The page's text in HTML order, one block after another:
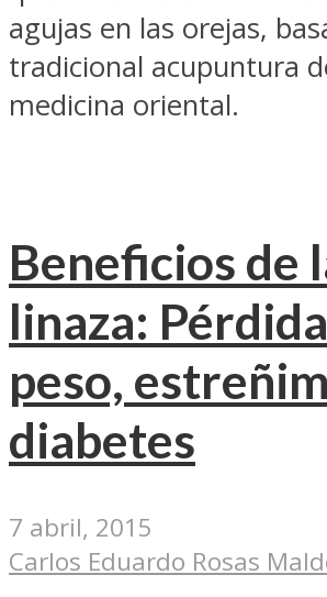
agujas en las orejas,
tradicional acupuntura
medicina oriental.
Beneficios de
linaza:
peso,
diabetes
7 abril, 2015
Carlos Eduardo Rosas